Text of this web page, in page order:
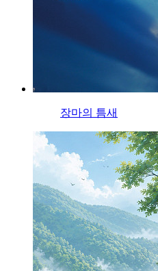
장마의 틈새